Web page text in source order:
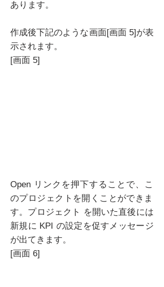
あります。
作成後下記のような画面[画面 5]が表
示されます。
[画面 5]
Open リンクを押下することで、こ
のプロジェクトを開くことができま
す。プロジェクト を開いた直後には
新規に KPI の設定を促すメッセージ
が出てきます。
[画面 6]